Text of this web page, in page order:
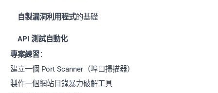
自製漏洞利用程式的基礎
API 測試自動化
專案練習：
建立一個 Port Scanner（埠口掃描器）
製作一個網站目錄暴力破解工具